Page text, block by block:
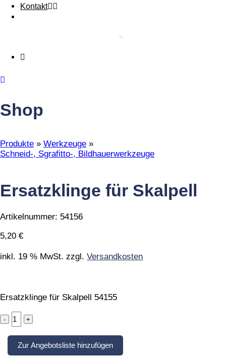
Kontakt
Shop
Produkte » Werkzeuge »
Schneid-, Sgrafitto-, Bildhauerwerkzeuge
Ersatzklinge für Skalpell
Artikelnummer: 54156
5,20 €
inkl. 19 % MwSt. zzgl. Versandkosten
Ersatzklinge für Skalpell 54155
Ersatzklinge
für
Skalpell
quantityZur Angebotsliste hinzufügen